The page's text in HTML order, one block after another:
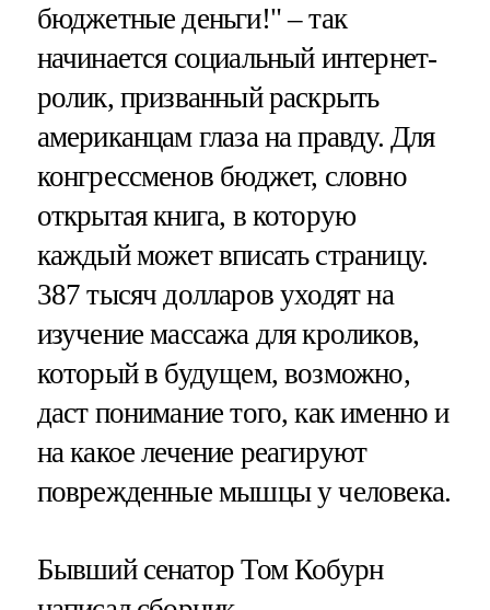
бюджетные деньги!" – так
начинается социальный интернет-
ролик, призванный раскрыть
американцам глаза на правду. Для
конгрессменов бюджет, словно
открытая книга, в которую
каждый может вписать страницу.
387 тысяч долларов уходят на
изучение массажа для кроликов,
который в будущем, возможно,
даст понимание того, как именно и
на какое лечение реагируют
поврежденные мышцы у человека.
Бывший сенатор Том Кобурн